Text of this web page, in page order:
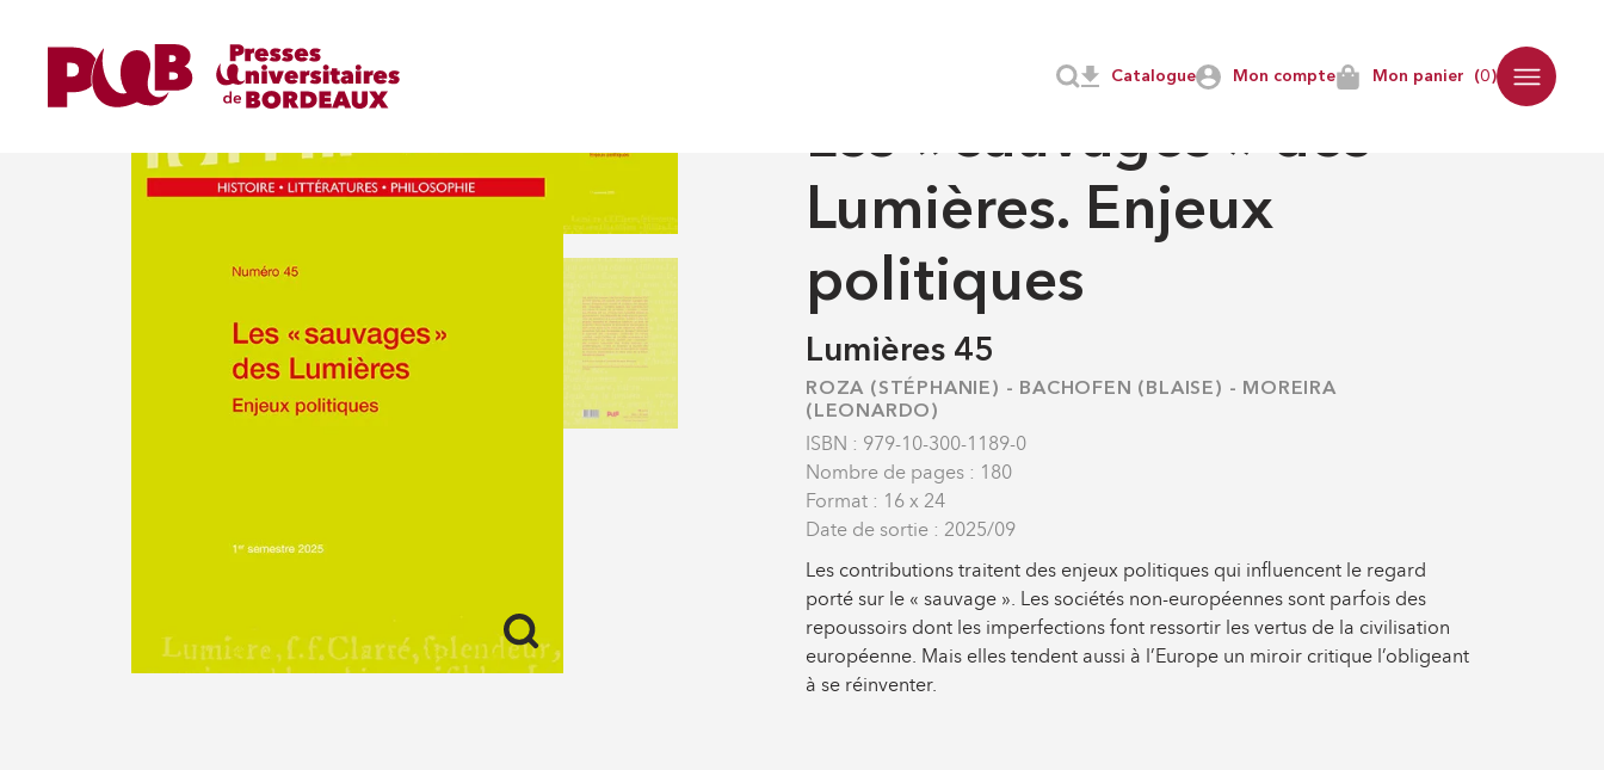
Mon compte Mon panier (0)
Catalogue
Les « sauvages » des
Lumières. Enjeux
politiques
Lumières 45
ROZA (STÉPHANIE) - BACHOFEN (BLAISE) - MOREIRA
(LEONARDO)
ISBN : 979-10-300-1189-0
Nombre de pages : 180
Format : 16 x 24
Date de sortie : 2025/09
Les contributions traitent des enjeux politiques qui influencent le regard
porté sur le « sauvage ». Les sociétés non-européennes sont parfois des
repoussoirs dont les imperfections font ressortir les vertus de la civilisation
européenne. Mais elles tendent aussi à l’Europe un miroir critique l’obligeant
à se réinventer.